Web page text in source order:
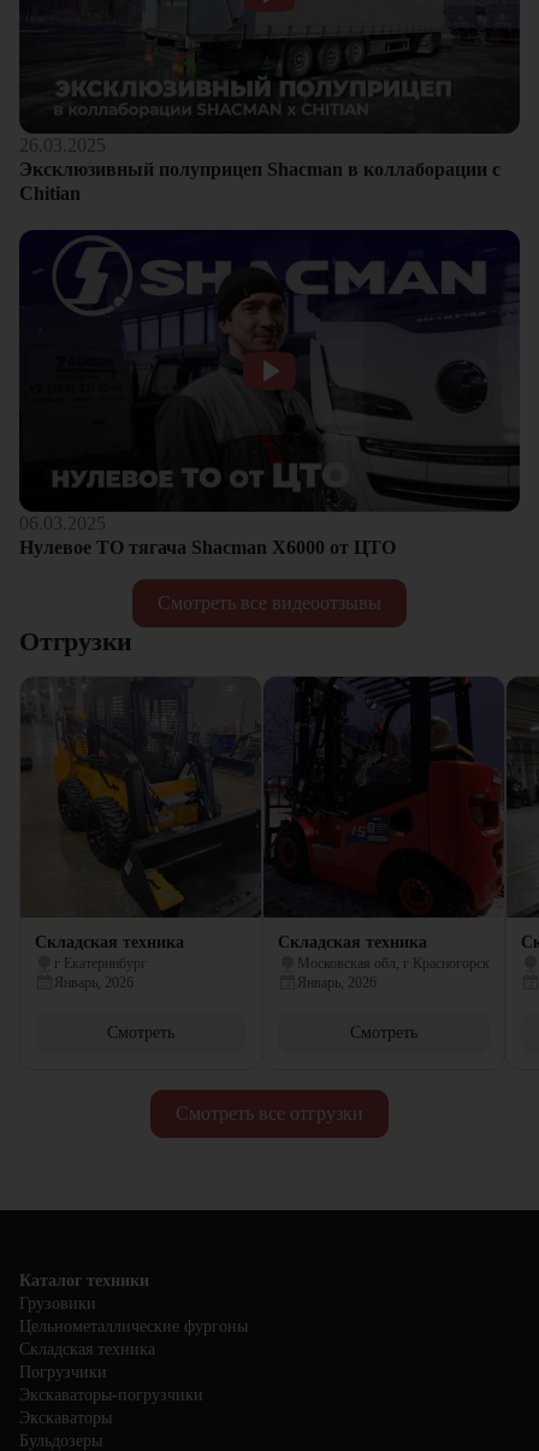
Смотреть все видеоотзывы
26.03.2025
Эксклюзивный полуприцеп Shacman в коллаборации с
Chitian
06.03.2025
Нулевое ТО тягача Shacman Х6000 от ЦТО
Смотреть все отгрузки
Отгрузки
Складская техника
г Екатеринбург
Январь, 2026
Смотреть
Складская техника
Московская обл, г Красногорск
Январь, 2026
Смотреть
Каталог техники
Грузовики
Цельнометаллические фургоны
Складская техника
Погрузчики
Экскаваторы-погрузчики
Экскаваторы
Бульдозеры